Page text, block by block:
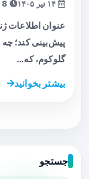
عنوان اطلاعات
پیش‌بینی کند؛
گلوکوم، که…
بیشتر بخوانید
جستجو